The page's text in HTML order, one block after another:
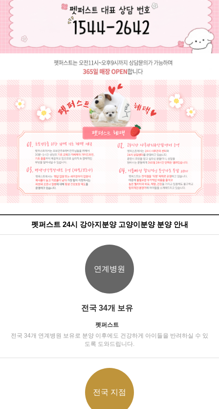
펫퍼스트 24시 강아지분양 고양이분양 분양 안내
연계병원
전국 34개 보유
펫퍼스트
전국 34개 연계병원 보유로 분양 이후에도 건강하게 아이들을 반려하실 수 있
도록 도와드립니다.
전국 지점